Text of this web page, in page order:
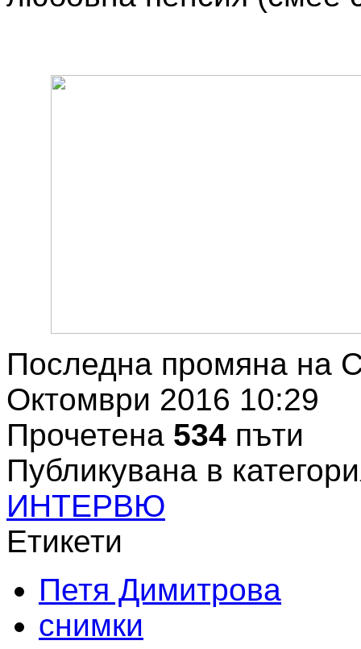
Последна промяна на
Октомври 2016 10:29
Прочетена 534 пъти
Публикувана в
ИНТЕРВЮ
Етикети
Петя Димитрова
снимки